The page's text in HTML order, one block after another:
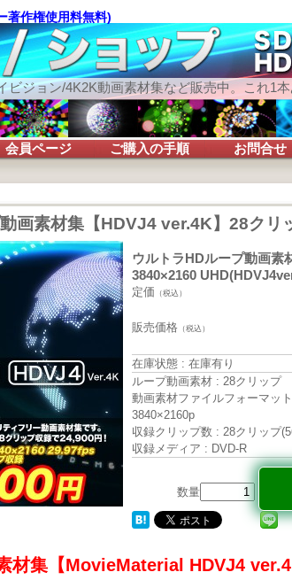
著作権使用料無料)
ジョン/4K2K動画素材集など販売中。これ1
会員ページ ご購入の手順 お問合せ
画素材集【HDVJ4 ver.4K】28クリ
ウルトラHDループ動画素
3840×2160 UHD
定価 （税込）
販売価格 （税込）
在庫状態 : 在庫有り
ループ動画素材 : 28クリップ
動画素材ファイルフォーマッ
3840×2160p
収録クリップ数 : 28クリップ
収録メディア : DVD-R
数量
材集【MovieMaterial HDVJ4